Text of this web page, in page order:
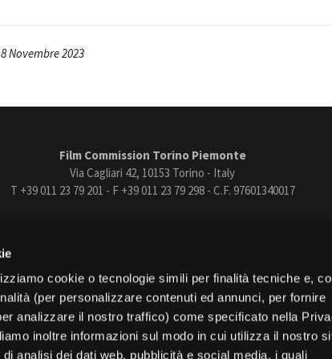
cookie o tecnologie simili per finalità tecniche e,
(per personalizzare contenuti ed annunci, per fornire
analizzare il nostro traffico) come specificato nella
inoltre informazioni sul modo in cui utilizza il nostro
analisi dei dati web, pubblicità e social media, i quali
Novembre 2023
Film Commission Torino Piemonte
Via Cagliari 42, 10153 Torino - Italy
T +39 011 23 79 201 - F +39 011 23 79 298 - C.F. 97601340017
YoutubeVimeo